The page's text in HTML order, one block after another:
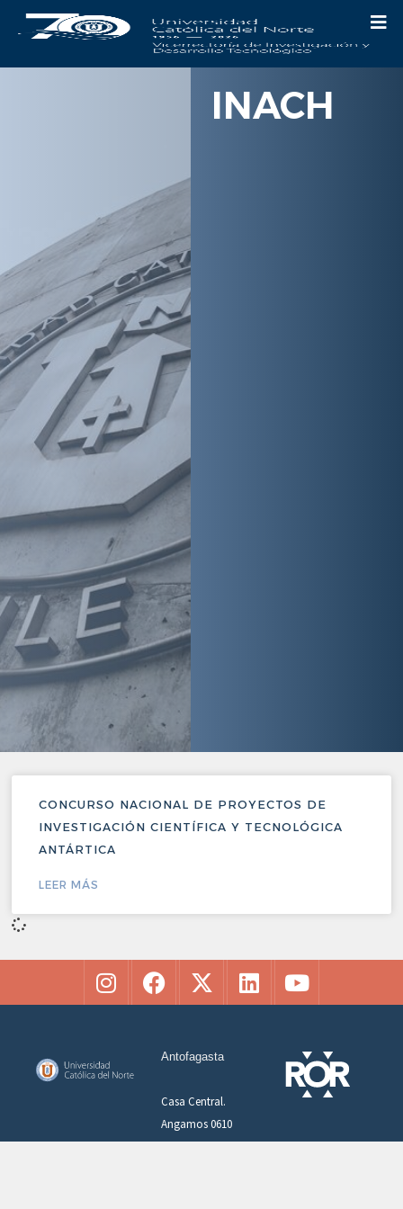
INACH
CONCURSO NACIONAL DE PROYECTOS DE
INVESTIGACIÓN CIENTÍFICA Y TECNOLÓGICA
ANTÁRTICA
LEER MÁS
Antofagasta
Casa Central.
Angamos 0610